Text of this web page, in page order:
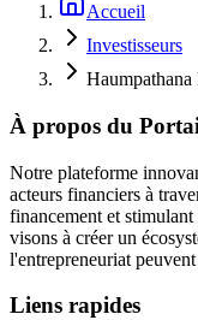
Accueil
Investisseurs
À propos du
Notre plateforme
acteurs financiers à
financement et
visons à créer un
l'entrepreneuriat
Liens rapides